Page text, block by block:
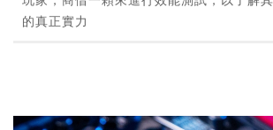
的真正實力